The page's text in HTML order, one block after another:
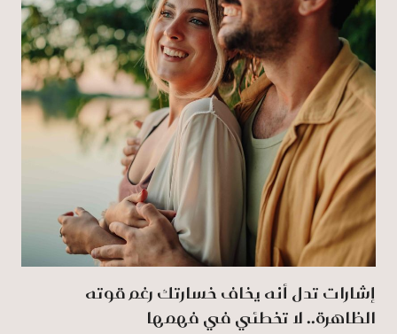
إشارات تدل أنه يخاف خسارتك رغم قوته
الظاهرة.. لا تخطئي في فهمها